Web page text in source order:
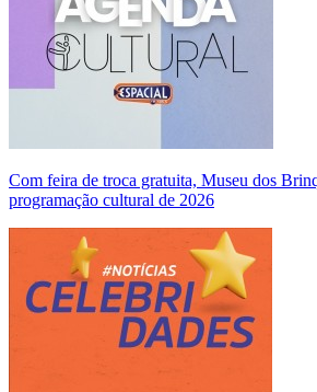
Com feira de troca gratuita, Museu dos
programação cultural de 2026